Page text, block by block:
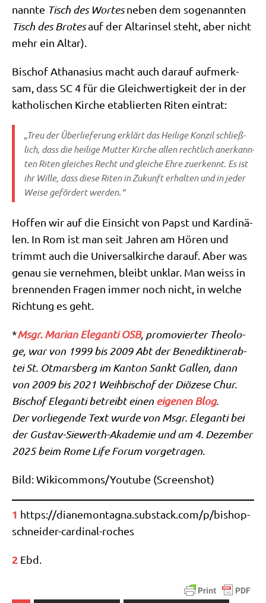
nann­te Tisch des Wor­tesneben dem soge­nann­ten
Tisch des Bro­tesauf der Altar­in­sel steht, aber nicht
mehr ein Altar).
Bischof Atha­na­si­us macht auch dar­auf auf­merk­
sam, dass SC 4 für die Gleich­wer­tig­keit der in der
katho­li­schen Kir­che eta­blier­ten Riten eintrat:
„Treu der Über­lie­fe­rung erklärt das Hei­li­ge Kon­zil schließ­
lich, dass die hei­li­ge Mut­ter Kir­che allen recht­lich aner­kann­
ten Riten glei­ches Recht und glei­che Ehre zuer­kennt. Es ist
ihr Wil­le, dass die­se Riten in Zukunft erhal­ten und in jeder
Wei­se geför­dert werden.“
Hof­fen wir auf die Ein­sicht von Papst und Kar­di­nä­
len. In Rom ist man seit Jah­ren am Hören und
trimmt auch die Uni­ver­sal­kir­che dar­auf. Aber was
genau sie ver­neh­men, bleibt unklar. Man weiss in
bren­nen­den Fra­gen immer noch nicht, in wel­che
Rich­tung es geht.
*Msgr. Mari­an Ele­gan­ti OSB, pro­mo­vier­ter Theo­lo­
ge, war von 1999 bis 2009 Abt der Bene­dik­ti­ner­ab­
tei St. Otmars­berg im Kan­ton Sankt Gal­len, dann
von 2009 bis 2021 Weih­bi­schof der Diö­ze­se Chur.
Bischof Ele­gan­ti betreibt einen eige­nen Blog.
Der vor­lie­gen­de Text wur­de von Msgr. Ele­gan­ti bei
der Gustav-Sie­werth-Aka­de­mie und am 4. Dezem­ber
2025 beim Rome Life Forum vorgetragen.
Bild: Wikicommons/​Youtube (Screen­shot)
1 https://​diane​mon​tagna​.sub​stack​.com/​p​/​b​i​s​h​o​p​-​
s​c​h​n​e​i​d​e​r​-​c​a​r​d​i​n​a​l​-​r​o​c​hes
2 Ebd.